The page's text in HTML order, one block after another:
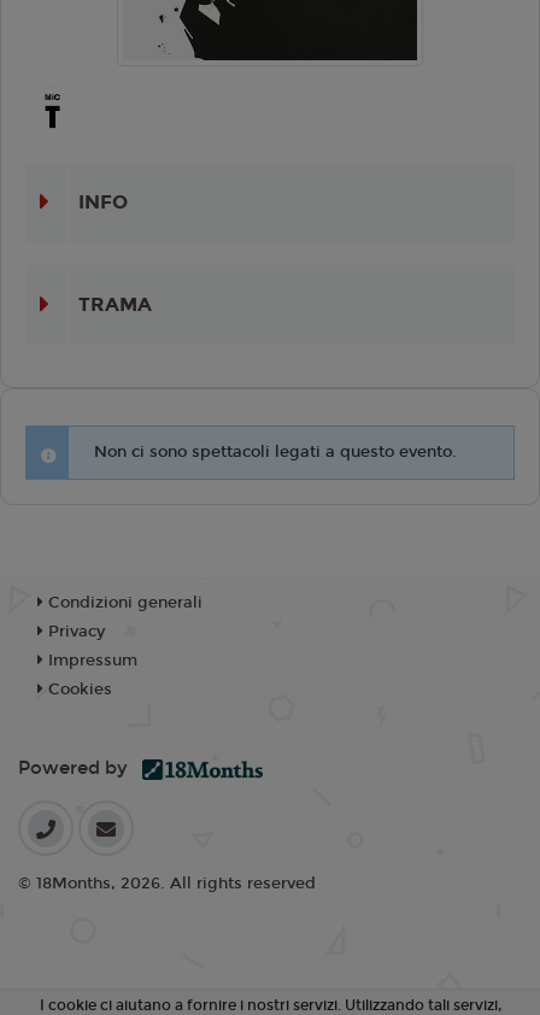
INFO
TRAMA
Non ci sono spettacoli legati a questo evento.
Condizioni generali
Privacy
Impressum
Cookies
Powered by
© 18Months, 2026. All rights reserved
I cookie ci aiutano a fornire i nostri servizi. Utilizzando tali servizi,